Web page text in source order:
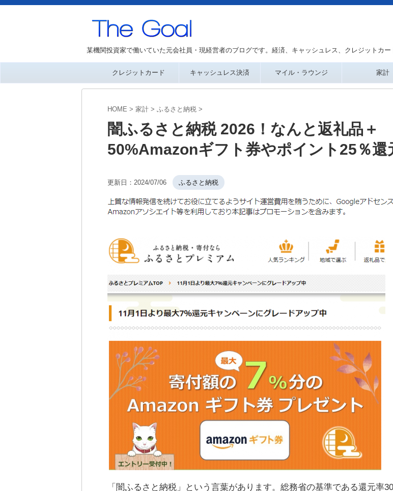
某機関投資家で働いていた元会社員・現経営者のブログです。経済、キャッシュレス、クレジットカ
クレジットカード キャッシュレス決済 マイル・ラウンジ 家計
HOME > 家計 > ふるさと納税 >
闇ふるさと納税 2026！なんと返礼品＋
50%Amazonギフト券やポイント25％還
更新日： 2024/07/06 ふるさと納税
「闇ふるさと納税」という言葉があります。総務省の基準である還元率